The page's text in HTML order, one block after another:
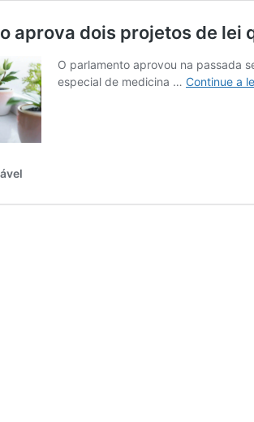
aprova dois projetos de lei
O parlamento aprovou na passada
especial de medicina … Continue a